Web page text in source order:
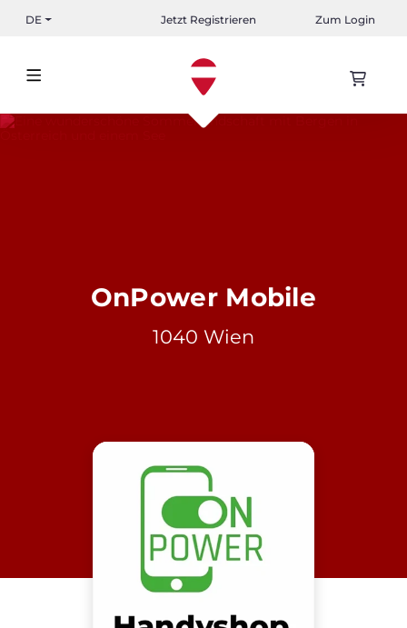
DE Jetzt Registrieren Zum Login
OnPower Mobile
1040 Wien